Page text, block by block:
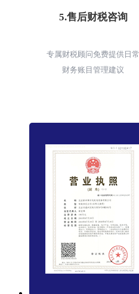
5.售后财税咨询
专属财税顾问免费提供日常
财务账目管理建议